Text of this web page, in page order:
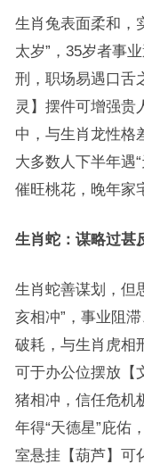
生肖兔表面柔和，
太岁”，35岁者事
刑，职场易遇口舌
灵】摆件可增强贵
中，与生肖龙性格
大多数人下半年遇
催旺桃花，晚年家
生肖蛇：谋略过甚
生肖蛇善谋划，但
亥相冲”，事业阻
破耗，与生肖虎相
可于办公位摆放【
猪相冲，信任危机
年得“天德星”庇佑
室悬挂【葫芦】可